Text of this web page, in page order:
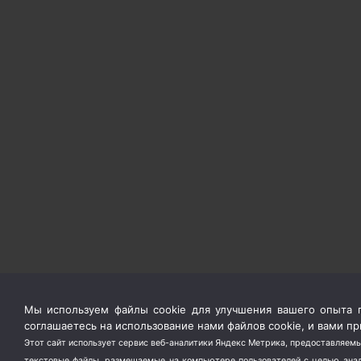
Мы используем файлы cookie для улучшения вашего опыта
соглашаетесь на использование нами файлов cookie, и вами
Этот сайт использует сервис веб-аналитики Яндекс Метрика,